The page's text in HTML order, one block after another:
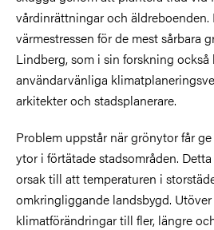
vårdinrättningar och äldreboenden.
värmestressen för de mest sårbara
Lindberg, som i sin forskning
användarvänliga
arkitekter och stadsplanerare.
Problem uppstår när grönytor får
ytor i förtätade stadsområden.
orsak till att temperaturen i
omkringliggande landsbygd.
klimatförändringar till fler, längre